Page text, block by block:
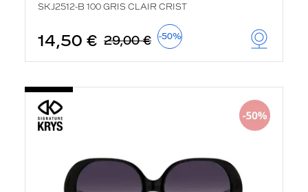
SKJ2512-B 100 GRIS CLAIR CRIST
14,50 € 29,00 € -50%